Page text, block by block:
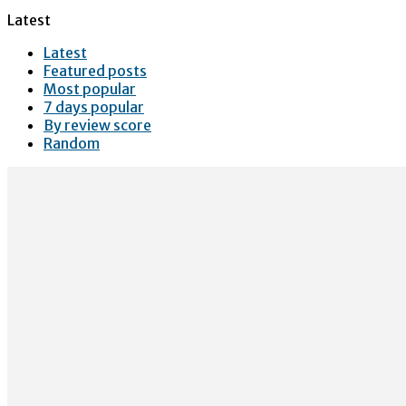
Latest
Latest
Featured posts
Most popular
7 days popular
By review score
Random